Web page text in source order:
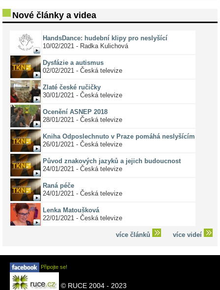
Nové články a videa
HandsDance: hudební klipy pro neslyšící
10/02/2021 - Radka Kulichová
Dysfázie a autismus
02/02/2021 - Česká televize
Zlaté české ručičky
30/01/2021 - Česká televize
Ocenění ASNEP 2018
28/01/2021 - Česká televize
Kniha Odposlechnuto v Praze pomáhá neslyšícím
26/01/2021 - Česká televize
Původ znakových jazyků a jejich budoucnost
24/01/2021 - Česká televize
Raná péče
24/01/2021 - Česká televize
Lenka Matoušková
22/01/2021 - Česká televize
více článků více videí
Připojte se!
© RUCE 2004 - 2023